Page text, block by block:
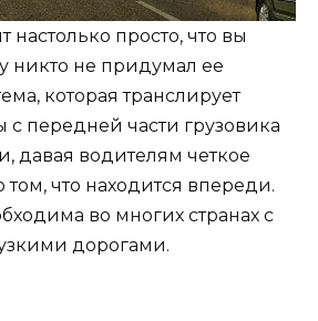
настолько просто, что вы
никто не придумал ее
которая транслирует
передней части грузовика
давая водителям четкое
том, что находится впереди.
во многих странах с
дорогами.